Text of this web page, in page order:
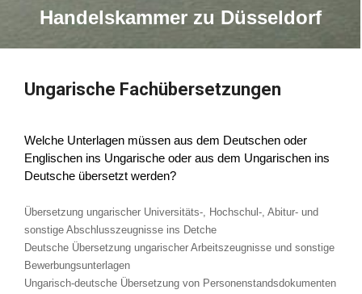
Handelskammer zu Düsseldorf
Ungarische Fachübersetzungen
Welche Unterlagen müssen aus dem Deutschen oder
Englischen ins Ungarische oder aus dem Ungarischen ins
Deutsche übersetzt werden?
Übersetzung ungarischer Universitäts-, Hochschul-, Abitur- und
sonstige Abschlusszeugnisse ins Detche
Deutsche Übersetzung ungarischer Arbeitszeugnisse und sonstige
Bewerbungsunterlagen
Ungarisch-deutsche Übersetzung von Personenstandsdokumenten